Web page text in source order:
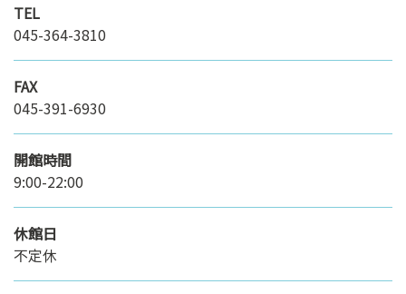
TEL
045-364-3810
FAX
045-391-6930
開館時間
9:00-22:00
休館日
不定休